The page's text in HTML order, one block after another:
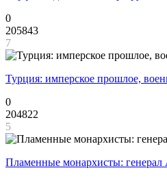
0
205843
7
Турция: имперское прошлое,
0
204822
5
Пламенные монархисты: генерал